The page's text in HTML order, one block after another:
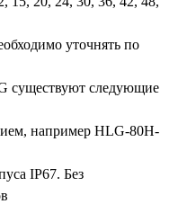
уточнять по
существуют следующие
например HLG-80H-
IP67. Без